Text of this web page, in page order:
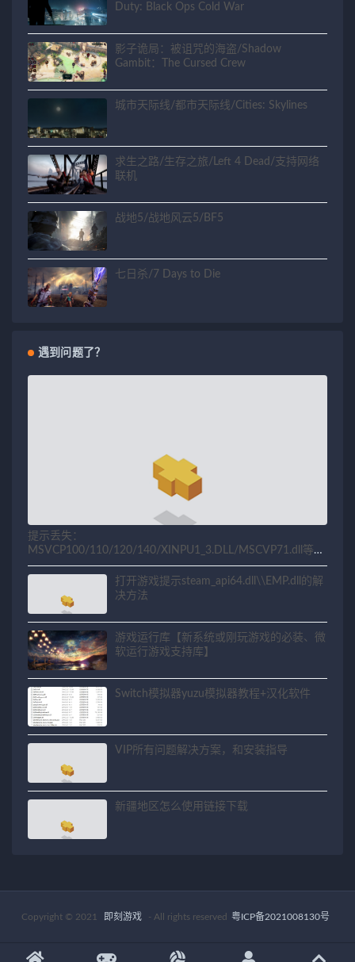
Duty: Black Ops Cold War
影子诡局：被诅咒的海盗/Shadow
Gambit：The Cursed Crew
城市天际线/都市天际线/Cities: Skylines
求生之路/生存之旅/Left 4 Dead/支持网络
联机
战地5/战地风云5/BF5
七日杀/7 Days to Die
遇到问题了？
提示丢失：
MSVCP100/110/120/140/XINPU1_3.DLL/MSCVP71.dll等相
关问题解决方法
打开游戏提示steam_api64.dll\\EMP.dll的解
决方法
游戏运行库【新系统或刚玩游戏的必装、微
软运行游戏支持库】
Switch模拟器yuzu模拟器教程+汉化软件
VIP所有问题解决方案，和安装指导
新疆地区怎么使用链接下载
Copyright © 2021 即刻游戏 - All rights reserved 粤ICP备2021008130号